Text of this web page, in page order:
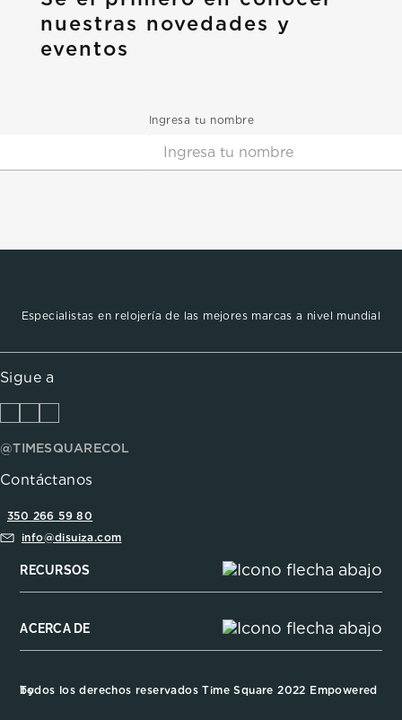
nuestras novedades y
eventos
Ingresa tu nombre
Especialistas en relojería de las mejores marcas a nivel mundial
Sigue a
@TIMESQUARECOL
Contáctanos
350 266 59 80
info@disuiza.com
RECURSOS
ACERCA DE
Todos los derechos reservados Time Square 2022 Empowered by